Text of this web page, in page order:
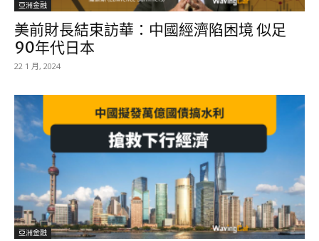
亞洲金融
美前財長結束訪華：中國經濟陷困境 似足
90年代日本
22 1 月, 2024
亞洲金融